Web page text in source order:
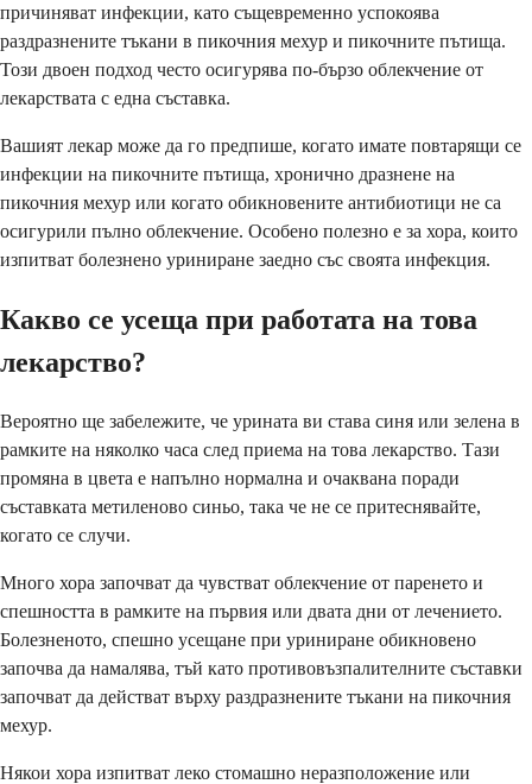
причиняват инфекции, като същевременно успокоява
раздразнените тъкани в пикочния мехур и пикочните пътища.
Този двоен подход често осигурява по-бързо облекчение от
лекарствата с една съставка.
Вашият лекар може да го предпише, когато имате повтарящи се
инфекции на пикочните пътища, хронично дразнене на
пикочния мехур или когато обикновените антибиотици не са
осигурили пълно облекчение. Особено полезно е за хора, които
изпитват болезнено уриниране заедно със своята инфекция.
Какво се усеща при работата на това
лекарство?
Вероятно ще забележите, че урината ви става синя или зелена в
рамките на няколко часа след приема на това лекарство. Тази
промяна в цвета е напълно нормална и очаквана поради
съставката метиленово синьо, така че не се притеснявайте,
когато се случи.
Много хора започват да чувстват облекчение от паренето и
спешността в рамките на първия или двата дни от лечението.
Болезненото, спешно усещане при уриниране обикновено
започва да намалява, тъй като противовъзпалителните съставки
започват да действат върху раздразнените тъкани на пикочния
мехур.
Някои хора изпитват леко стомашно неразположение или